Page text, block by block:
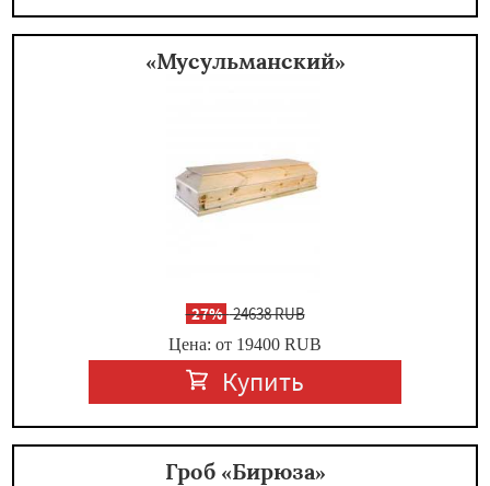
«Мусульманский»
-27%24638 RUB
Цена: от 19400 RUB
Купить
Гроб «Бирюза»